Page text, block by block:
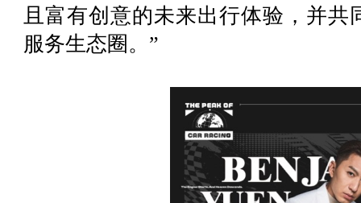
且富有创意的未来出行体验，并
服务生态圈。”